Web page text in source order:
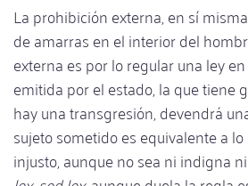
La prohibición externa, en sí
de amarras en el interior del
externa es por lo regular una ley
emitida por el estado, la que tiene
hay una transgresión, devendrá
sujeto sometido es equivalente a
injusto, aunque no sea ni indigna